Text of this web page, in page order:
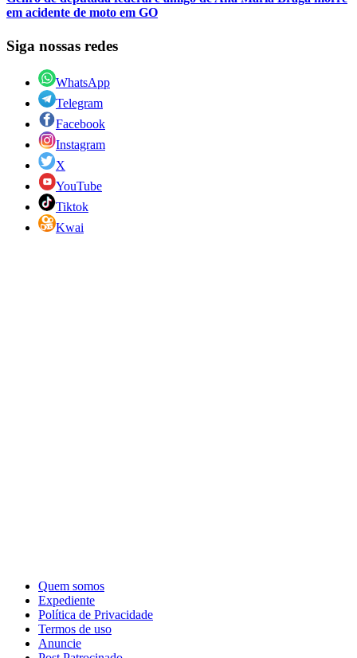
em acidente de moto em GO
Siga nossas redes
WhatsApp
Telegram
Facebook
Instagram
X
YouTube
Tiktok
Kwai
Quem somos
Expediente
Política de Privacidade
Termos de uso
Anuncie